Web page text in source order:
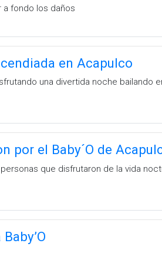
a fondo los daños
en Acapulco
una divertida noche bailando
por el Baby´O de
que disfrutaron de la vida